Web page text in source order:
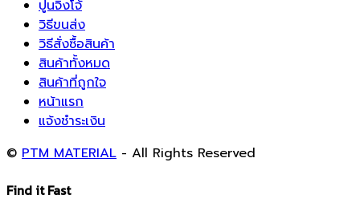
ปูนจิงโจ้
วิธีขนส่ง
วิธีสั่งซื้อสินค้า
สินค้าทั้งหมด
สินค้าที่ถูกใจ
หน้าแรก
แจ้งชำระเงิน
© PTM MATERIAL - All Rights Reserved
Find it Fast